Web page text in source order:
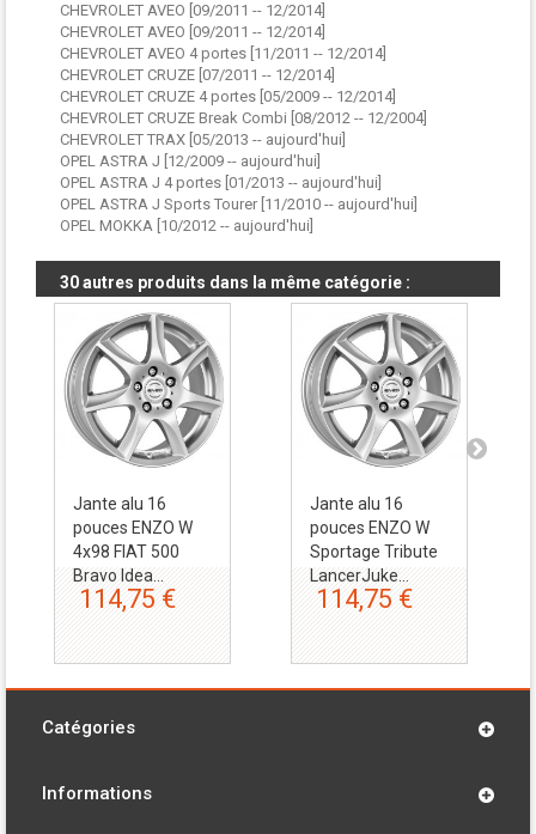
CHEVROLET AVEO [09/2011 -- 12/2014]
CHEVROLET AVEO [09/2011 -- 12/2014]
CHEVROLET AVEO 4 portes [11/2011 -- 12/2014]
CHEVROLET CRUZE [07/2011 -- 12/2014]
CHEVROLET CRUZE 4 portes [05/2009 -- 12/2014]
CHEVROLET CRUZE Break Combi [08/2012 -- 12/2004]
CHEVROLET TRAX [05/2013 -- aujourd'hui]
OPEL ASTRA J [12/2009 -- aujourd'hui]
OPEL ASTRA J 4 portes [01/2013 -- aujourd'hui]
OPEL ASTRA J Sports Tourer [11/2010 -- aujourd'hui]
OPEL MOKKA [10/2012 -- aujourd'hui]
30 autres produits dans la même catégorie :
Jante alu 16
pouces ENZO W
4x98 FIAT 500
Bravo Idea...
114,75 €
Jante alu 16
pouces ENZO W
Sportage Tribute
LancerJuke...
114,75 €
Catégories
Informations